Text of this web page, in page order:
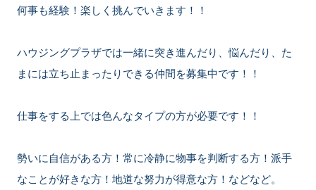
何事も経験！楽しく挑んでいきます！！
ハウジングプラザでは一緒に突き進んだり、悩んだり、た
まには立ち止まったりできる仲間を募集中です！！
仕事をする上では色んなタイプの方が必要です！！
勢いに自信がある方！常に冷静に物事を判断する方！派手
なことが好きな方！地道な努力が得意な方！などなど。